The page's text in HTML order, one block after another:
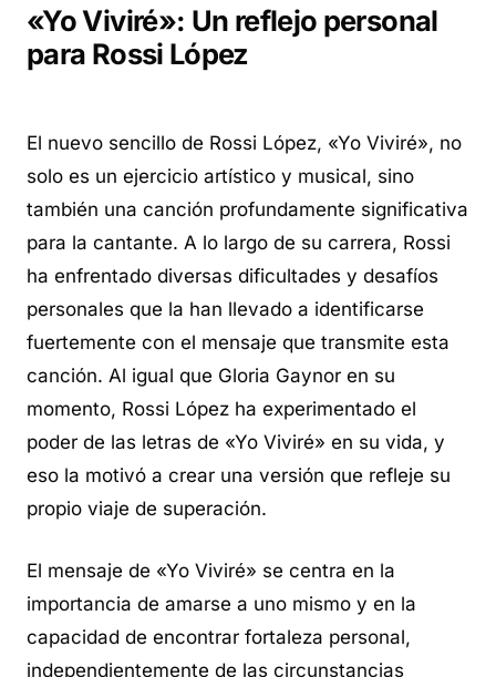
«Yo Viviré»: Un reflejo personal
para Rossi López
El nuevo sencillo de Rossi López, «Yo Viviré», no
solo es un ejercicio artístico y musical, sino
también una canción profundamente significativa
para la cantante. A lo largo de su carrera, Rossi
ha enfrentado diversas dificultades y desafíos
personales que la han llevado a identificarse
fuertemente con el mensaje que transmite esta
canción. Al igual que Gloria Gaynor en su
momento, Rossi López ha experimentado el
poder de las letras de «Yo Viviré» en su vida, y
eso la motivó a crear una versión que refleje su
propio viaje de superación.
El mensaje de «Yo Viviré» se centra en la
importancia de amarse a uno mismo y en la
capacidad de encontrar fortaleza personal,
independientemente de las circunstancias